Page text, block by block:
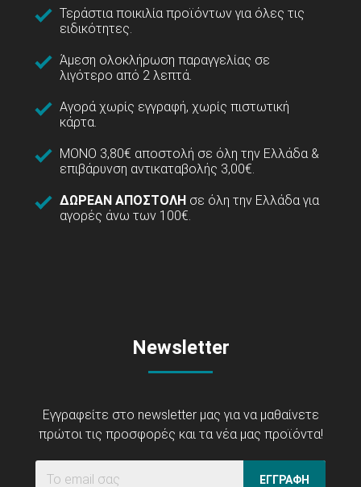
Τεράστια ποικιλία προϊόντων για όλες τις
ειδικότητες.
Άμεση ολοκλήρωση παραγγελίας σε
λιγότερο από 2 λεπτά.
Αγορά χωρίς εγγραφή, χωρίς πιστωτική
κάρτα.
ΜΟΝΟ 3,80€ αποστολή σε όλη την Ελλάδα &
επιβάρυνση αντικαταβολής 3,00€.
ΔΩΡΕΑΝ ΑΠΟΣΤΟΛΗ σε όλη την Ελλάδα για
αγορές άνω των 100€.
Newsletter
Εγγραφείτε στο newsletter μας για να μαθαίνετε
πρώτοι τις προσφορές και τα νέα μας προϊόντα!
ΕΓΓΡΑΦΗ